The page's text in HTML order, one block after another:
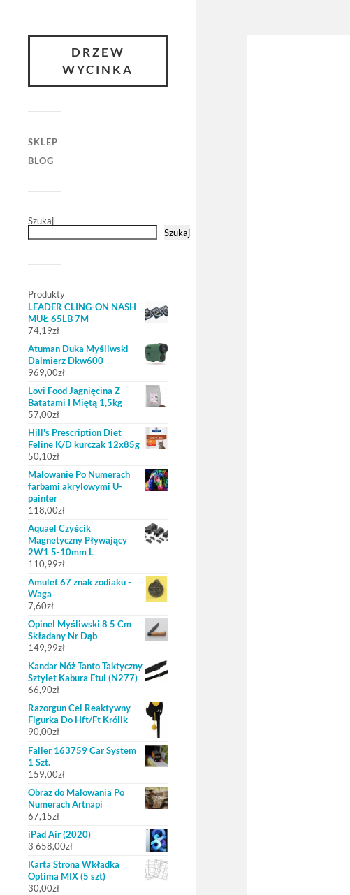
DRZEW
WYCINKA
SKLEP
BLOG
Szukaj
Szukaj
Produkty
LEADER CLING-ON NASH
MUŁ 65LB 7M
74,19zł
Atuman Duka Myśliwski
Dalmierz Dkw600
969,00zł
Lovi Food Jagnięcina Z
Batatami I Miętą 1,5kg
57,00zł
Hill's Prescription Diet
Feline K/D kurczak 12x85g
50,10zł
Malowanie Po Numerach
farbami akrylowymi U-
painter
118,00zł
Aquael Czyścik
Magnetyczny Pływający
2W1 5-10mm L
110,99zł
Amulet 67 znak zodiaku -
Waga
7,60zł
Opinel Myśliwski 8 5 Cm
Składany Nr Dąb
149,99zł
Kandar Nóż Tanto Taktyczny
Sztylet Kabura Etui (N277)
66,90zł
Razorgun Cel Reaktywny
Figurka Do Hft/Ft Królik
90,00zł
Faller 163759 Car System
1 Szt.
159,00zł
Obraz do Malowania Po
Numerach Artnapi
67,15zł
iPad Air (2020)
3 658,00zł
Karta Strona Wkładka
Optima MIX (5 szt)
30,00zł